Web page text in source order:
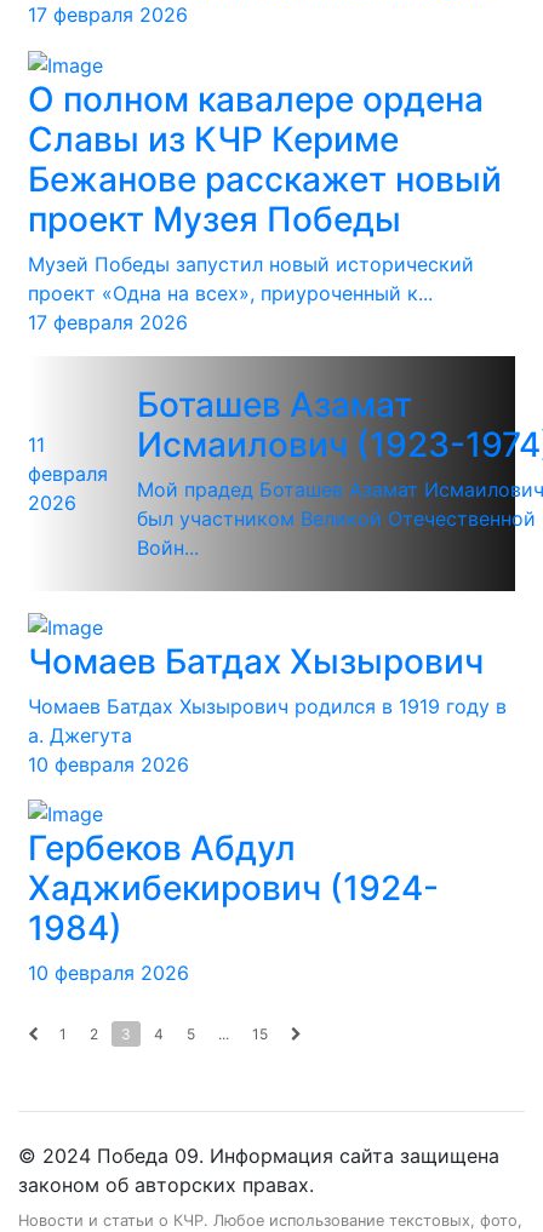
17 февраля 2026
О полном кавалере ордена
Славы из КЧР Кериме
Бежанове расскажет новый
проект Музея Победы
Музей Победы запустил новый исторический
проект «Одна на всех», приуроченный к...
17 февраля 2026
11
февраля
2026
Боташев Азамат
Исмаилович (1923-
Мой прадед Боташев Азамат Исмаилович
был участником Великой Отечественной
Войн...
Чомаев Батдах Хызырович
Чомаев Батдах Хызырович родился в 1919 году в
а. Джегута
10 февраля 2026
Гербеков Абдул
Хаджибекирович (1924-
1984)
10 февраля 2026
1 2 3 4 5 ... 15
© 2024 Победа 09. Информация сайта защищена
законом об авторских правах.
Новости и статьи о КЧР. Любое использование текстовых, фото,